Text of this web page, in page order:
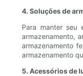
4. Soluções de
Para manter seu
armazenamento,
armazenamento
armazenamento
5. Acessórios de